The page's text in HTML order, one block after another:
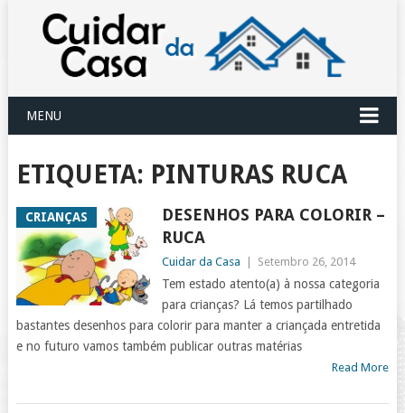
MENU
ETIQUETA: PINTURAS RUCA
CRIANÇAS
DESENHOS PARA COLORIR –
RUCA
Cuidar da Casa Setembro 26, 2014
Tem estado atento(a) à nossa categoria
para crianças? Lá temos partilhado
bastantes desenhos para colorir para manter a criançada entretida
e no futuro vamos também publicar outras matérias
Read More